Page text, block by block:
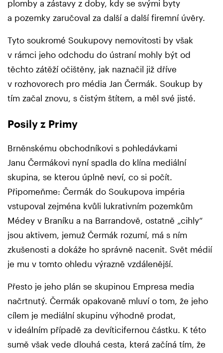
plomby a zástavy z doby, kdy se svými byty
a pozemky zaručoval za další a další firemní úvěry.
Tyto soukromé Soukupovy nemovitosti by však
v rámci jeho odchodu do ústraní mohly být od
těchto zátěží očištěny, jak naznačil již dříve
v rozhovorech pro média Jan Čermák. Soukup by
tím začal znovu, s čistým štítem, a měl své jisté.
Posily z Primy
Brněnskému obchodníkovi s pohledávkami
Janu Čermákovi nyní spadla do klína mediální
skupina, se kterou úplně neví, co si počít.
Připomeňme: Čermák do Soukupova impéria
vstupoval zejména kvůli lukrativním pozemkům
Médey v Braníku a na Barrandově, ostatně „cihly“
jsou aktivem, jemuž Čermák rozumí, má s ním
zkušenosti a dokáže ho správně nacenit. Svět médií
je mu v tomto ohledu výrazně vzdálenější.
Přesto je jeho plán se skupinou Empresa media
načrtnutý. Čermák opakovaně mluví o tom, že jeho
cílem je mediální skupinu výhodně prodat,
v ideálním případě za devíticifernou částku. K této
sumě však vede dlouhá cesta, která začíná tím, že